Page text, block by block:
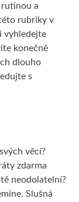
rutinou a
rubriky v
vyhledejte
konečně
dlouho
s
věcí?
zdarma
neodolatelní?
Slušná